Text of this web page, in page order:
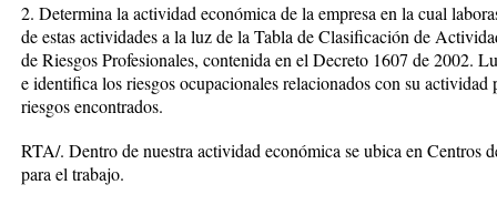
2. Determina la actividad económica de la empresa en la cual
de estas actividades a la luz de la Tabla de Clasificación de
de Riesgos Profesionales, contenida en el Decreto 1607 de 2002.
e identifica los riesgos ocupacionales relacionados con su
riesgos encontrados.
RTA/. Dentro de nuestra actividad económica se ubica en Centros
para el trabajo.